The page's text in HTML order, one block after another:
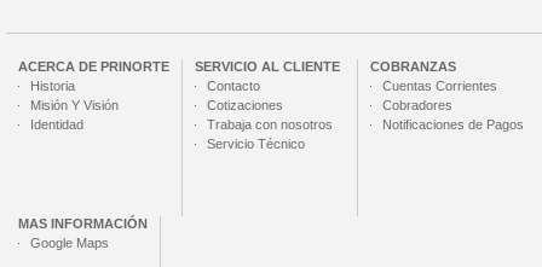
ACERCA DE PRINORTE
Historia
Misión Y Visión
Identidad
SERVICIO AL CLIENTE
Contacto
Cotizaciones
Trabaja con nosotros
Servicio Técnico
COBRANZAS
Cuentas Corrientes
Cobradores
Notificaciones de Pagos
MAS INFORMACIÓN
Google Maps